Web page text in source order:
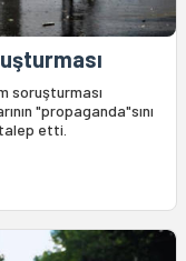
soruşturması
"propaganda"sını
etti.